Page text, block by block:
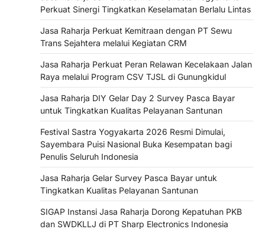
Perkuat Sinergi Tingkatkan Keselamatan Berlalu Lintas
Jasa Raharja Perkuat Kemitraan dengan PT Sewu
Trans Sejahtera melalui Kegiatan CRM
Jasa Raharja Perkuat Peran Relawan Kecelakaan Jalan
Raya melalui Program CSV TJSL di Gunungkidul
Jasa Raharja DIY Gelar Day 2 Survey Pasca Bayar
untuk Tingkatkan Kualitas Pelayanan Santunan
Festival Sastra Yogyakarta 2026 Resmi Dimulai,
Sayembara Puisi Nasional Buka Kesempatan bagi
Penulis Seluruh Indonesia
Jasa Raharja Gelar Survey Pasca Bayar untuk
Tingkatkan Kualitas Pelayanan Santunan
SIGAP Instansi Jasa Raharja Dorong Kepatuhan PKB
dan SWDKLLJ di PT Sharp Electronics Indonesia